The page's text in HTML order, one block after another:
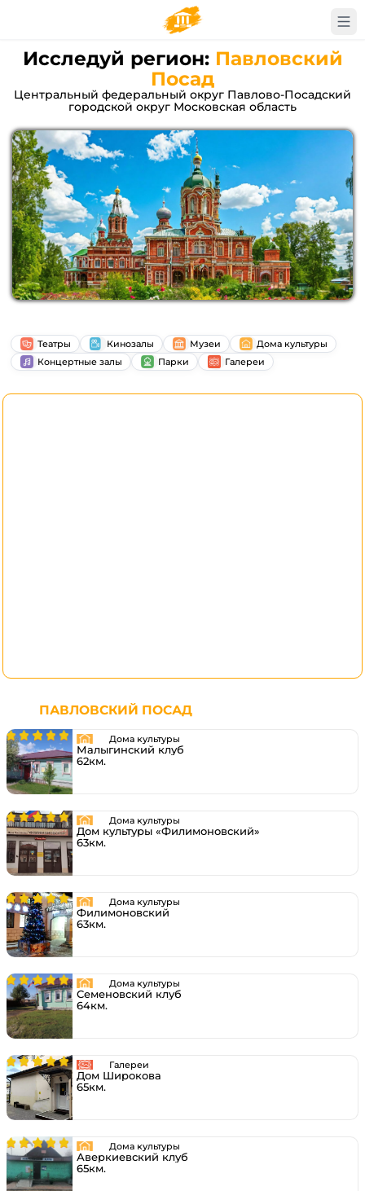
Исследуй регион: Павловский
Посад
Центральный федеральный округ Павлово-Посадский
городской округ Московская область
Театры Кинозалы Музеи
Дома культуры
Концертные залы
Парки Галереи
ПАВЛОВСКИЙ ПОСАД
Дома культуры
Малыгинский клуб
62км.
Дома культуры
Дом культуры «Филимоновский»
63км.
Дома культуры
Филимоновский
63км.
Дома культуры
Семеновский клуб
64км.
Галереи
Дом Широкова
65км.
Дома культуры
Аверкиевский клуб
65км.